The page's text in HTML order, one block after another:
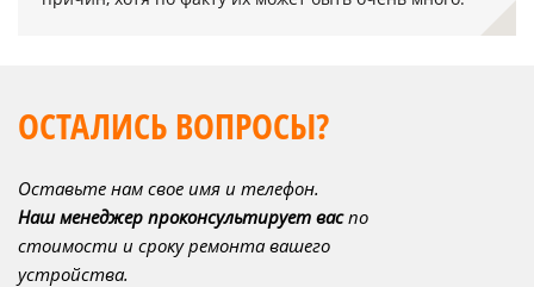
ОСТАЛИСЬ ВОПРОСЫ?
Оставьте нам свое имя и телефон.
Наш менеджер проконсультирует васпо
стоимости и сроку ремонта вашего
устройства.